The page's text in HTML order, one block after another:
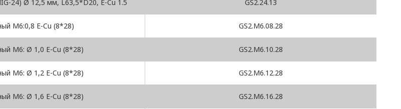
24) Ø 12,5 мм, L63,5*D20, E-Cu 1.5 GS2.24.13
M6:0,8 E-Cu (8*28) GS2.M6.08.28
M6: Ø 1,0 E-Cu (8*28) GS2.M6.10.28
M6: Ø 1,2 E-Cu (8*28) GS2.M6.12.28
M6: Ø 1,6 E-Cu (8*28) GS2.M6.16.28